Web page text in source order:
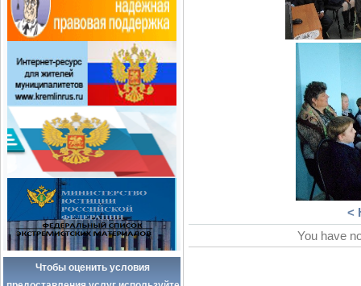
Чтобы оценить условия
<
You have